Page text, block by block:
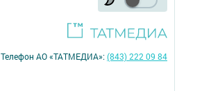
Телефон АО «ТАТМЕДИА»:(843) 222 09 84